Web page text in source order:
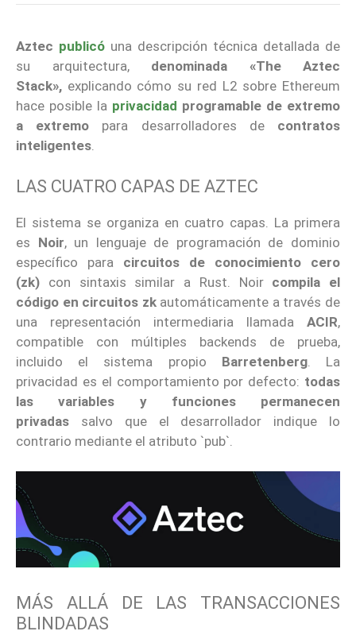
Aztec publicó una descripción técnica detallada de
su arquitectura, denominada «The Aztec
Stack», explicando cómo su red L2 sobre Ethereum
hace posible la privacidad programable de extremo
a extremo para desarrolladores de contratos
inteligentes.
LAS CUATRO CAPAS DE AZTEC
El sistema se organiza en cuatro capas. La primera
es Noir, un lenguaje de programación de dominio
específico para circuitos de conocimiento cero
(zk) con sintaxis similar a Rust. Noir compila el
código en circuitos zkautomáticamente a través de
una representación intermediaria llamada ACIR,
compatible con múltiples backends de prueba,
incluido el sistema propio Barretenberg. La
privacidad es el comportamiento por defecto: todas
las variables y funciones permanecen
privadas salvo que el desarrollador indique lo
contrario mediante el atributo `pub`.
MÁS ALLÁ DE LAS TRANSACCIONES
BLINDADAS